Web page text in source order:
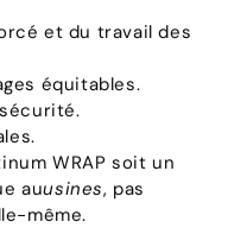
et du travail des
équitables.
WRAP soit un
auusines, pas
même.